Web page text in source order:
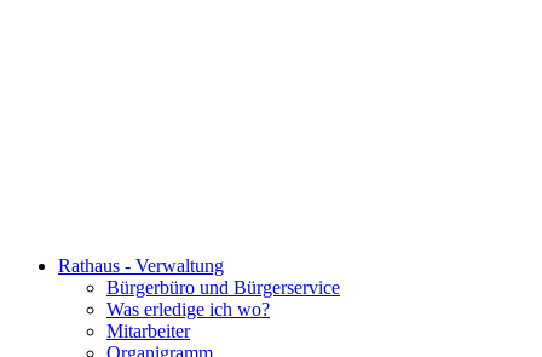
Rathaus - Verwaltung
Bürgerbüro und Bürgerservice
Was erledige ich wo?
Mitarbeiter
Organigramm